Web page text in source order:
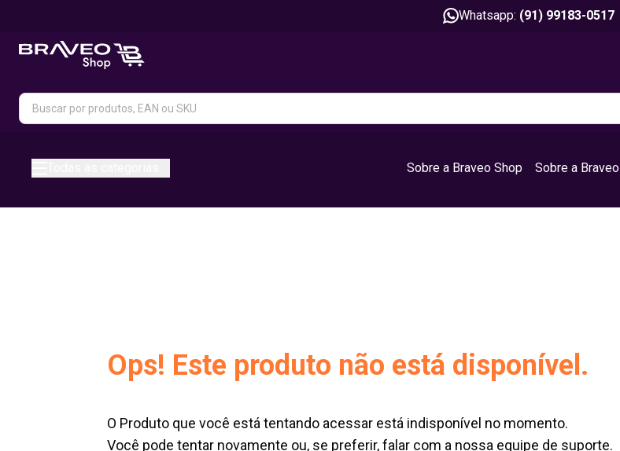
Whatsapp: (91) 99183-0517
Sobre a Braveo Shop Sobre a Braveo
Ops! Este produto não está disponível.
O Produto que você está tentando acessar está indisponível no momento.
Você pode tentar novamente ou, se preferir, falar com a nossa equipe de suporte.